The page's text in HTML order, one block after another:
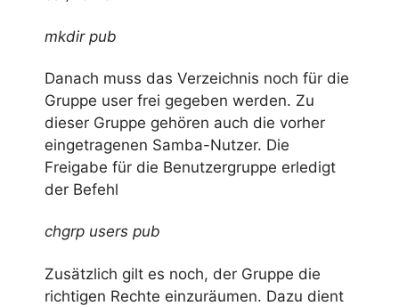
mkdir pub
Danach muss das Verzeichnis noch für die
Gruppe user frei gegeben werden. Zu
dieser Gruppe gehören auch die vorher
eingetragenen Samba-Nutzer. Die
Freigabe für die Benutzergruppe erledigt
der Befehl
chgrp users pub
Zusätzlich gilt es noch, der Gruppe die
richtigen Rechte einzuräumen. Dazu dient